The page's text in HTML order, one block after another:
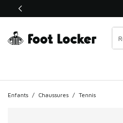
Ce lien ouvrira une nouvelle fenêtre
Enfants / Chaussures / Tennis